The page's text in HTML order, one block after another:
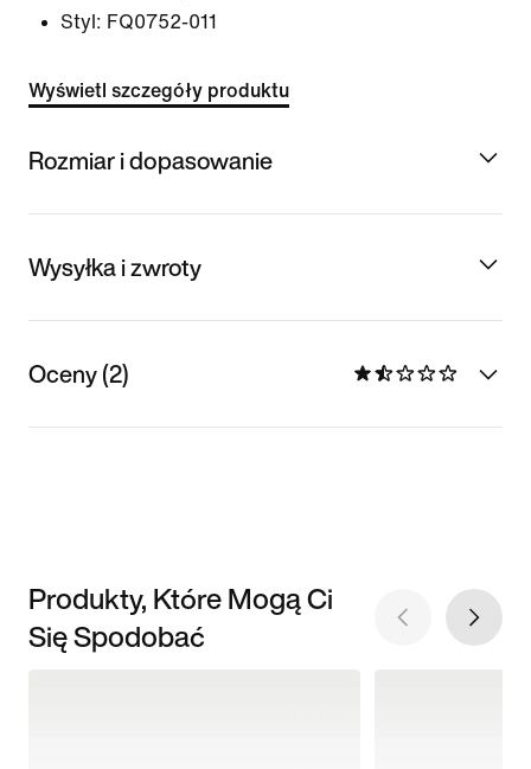
Styl: FQ0752-011
Wyświetl szczegóły produktu
Rozmiar i dopasowanie
Wysyłka i zwroty
Oceny (2)
Produkty, Które Mogą Ci
Się Spodobać